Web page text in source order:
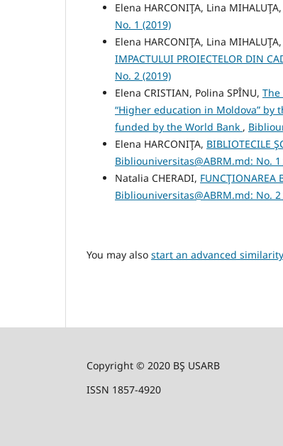
Elena HARCONIŢA, Lina MIHALUŢA,
No. 1 (2019)
Elena HARCONIŢA, Lina MIHALUŢA,
IMPACTULUI PROIECTELOR DIN
No. 2 (2019)
Elena CRISTIAN, Polina SPÎNU,
“Higher education in Moldova” by
funded by the World Bank ,
Elena HARCONIŢA, BIBLIOTECILE
Bibliouniversitas@ABRM.md: No. 1
Natalia CHERADI, FUNCŢIONAREA
Bibliouniversitas@ABRM.md: No. 2
You may also start an advanced
Copyright © 2020 BŞ USARB
ISSN 1857-4920